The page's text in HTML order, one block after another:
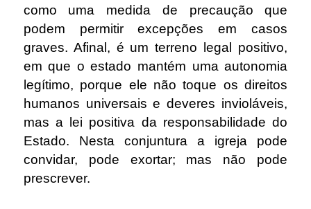
como uma medida de precaução que
podem permitir excepções em casos
graves. Afinal, é um terreno legal positivo,
em que o estado mantém uma autonomia
legítimo, porque ele não toque os direitos
humanos universais e deveres invioláveis,
mas a lei positiva da responsabilidade do
Estado. Nesta conjuntura a igreja pode
convidar, pode exortar; mas não pode
prescrever.